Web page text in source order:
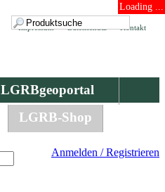
Loading ...
Kontakt
Datenschutz
Impressum
LGRBgeoportal
LGRB-Shop
Anmelden / Registrieren